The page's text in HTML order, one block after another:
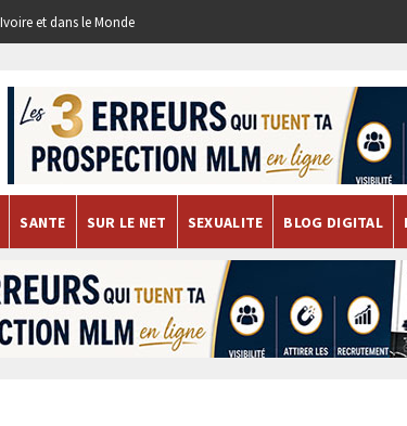
et dans le Monde
SANTE SUR LE NET SEXUALITE BLOG DIGITAL